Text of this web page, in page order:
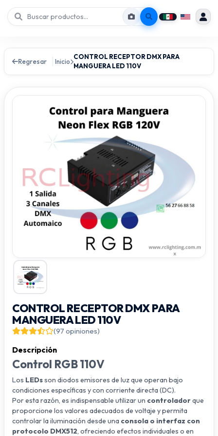
Regresar Inicio
CONTROL RECEPTOR DMX PARA
MANGUERA LED 110V
CONTROL RECEPTOR DMX PARA
MANGUERA LED 110V
(97 opiniones)
Descripción
Control RGB 110V
Los LEDsson diodos emisores de luz que operan bajo
condiciones específicas y con corriente directa (DC).
Por esta razón, es indispensable utilizar un controladorque
proporcione los valores adecuados de voltaje y permita
controlar la iluminación desde una consola o interfaz con
protocolo DMX512, ofreciendo efectos individuales o en